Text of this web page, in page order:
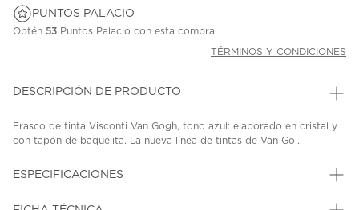
PUNTOS PALACIO
Obtén 53 Puntos Palacio con esta compra.
TÉRMINOS Y CONDICIONES
DESCRIPCIÓN DE PRODUCTO
Frasco de tinta Visconti Van Gogh, tono azul: elaborado en cristal y
con tapón de baquelita. La nueva línea de tintas de Van Go...
ESPECIFICACIONES